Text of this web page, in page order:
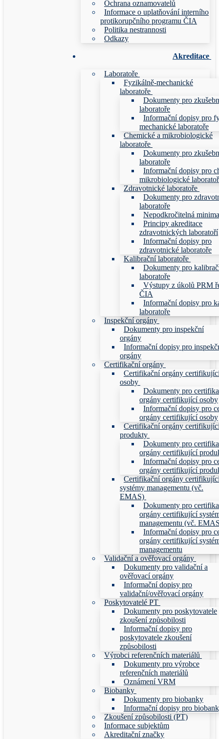
Ochrana oznamovatelů
Informace o uplatňování interního
protikorupčního programu ČIA
Politika nestrannosti
Odkazy
Akreditace
Laboratoře
Fyzikálně-mechanické
laboratoře
Dokumenty pro
laboratoře
Informační dopisy pro
mechanické laboratoře
Chemické a mikrobiologické
laboratoře
Dokumenty pro
laboratoře
Informační dopisy pro
mikrobiologické
Zdravotnické laboratoře
Dokumenty pro
laboratoře
Nepodkročitelná minima
Principy akreditace
zdravotnických laboratoří
Informační dopisy pro
zdravotnické laboratoře
Kalibrační laboratoře
Dokumenty pro
laboratoře
Výstupy z úkolů PRM
ČIA
Informační dopisy pro
laboratoře
Inspekční orgány
Dokumenty pro inspekční
orgány
Informační dopisy pro
orgány
Certifikační orgány
Certifikační orgány
osoby
Dokumenty pro
orgány certifikující osoby
Informační dopisy pro
orgány certifikující osoby
Certifikační orgány
produkty
Dokumenty pro
orgány certifikující
Informační dopisy pro
orgány certifikující
Certifikační orgány
systémy managementu (vč.
EMAS)
Dokumenty pro
orgány certifikující
managementu (vč.
Informační dopisy pro
orgány certifikující
managementu
Validační a ověřovací orgány
Dokumenty pro validační a
ověřovací orgány
Informační dopisy pro
validační/ověřovací orgány
Poskytovatelé PT
Dokumenty pro poskytovatele
zkoušení způsobilosti
Informační dopisy pro
poskytovatele zkoušení
způsobilosti
Výrobci referenčních materiálů
Dokumenty pro výrobce
referenčních materiálů
Oznámení VRM
Biobanky
Dokumenty pro biobanky
Informační dopisy pro
Zkoušení způsobilosti (PT)
Informace subjektům
Akreditační značky